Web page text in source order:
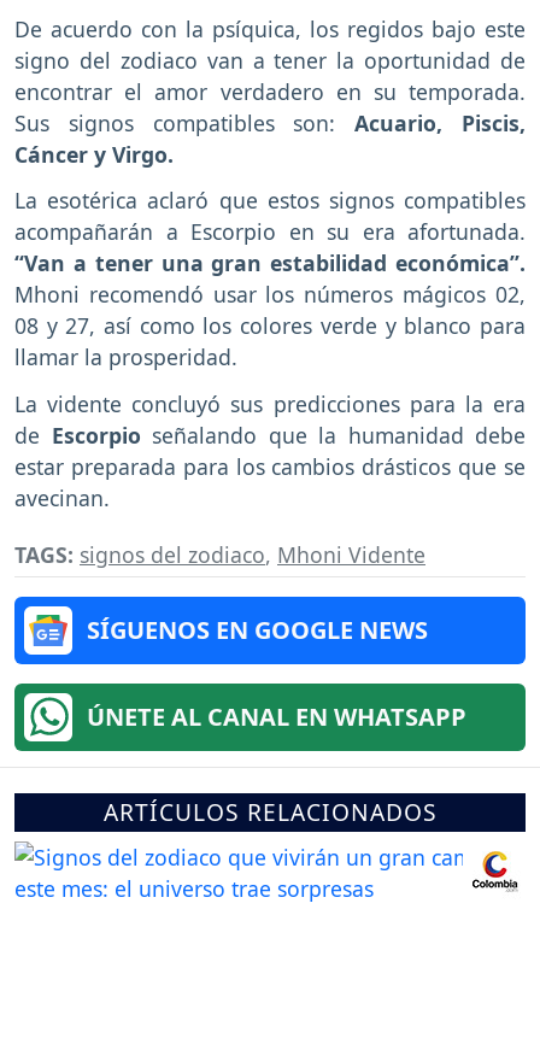
De acuerdo con la psíquica, los regidos bajo este
signo del zodiaco van a tener la oportunidad de
encontrar el amor verdadero en su temporada.
Sus signos compatibles son:Acuario, Piscis,
Cáncer y Virgo.
La esotérica aclaró que estos signos compatibles
acompañarán a Escorpio en su era afortunada.
“Van a tener una gran estabilidad económica”.
Mhoni recomendó usar los números mágicos 02,
08 y 27, así como los colores verde y blanco para
llamar la prosperidad.
La vidente concluyó sus predicciones para la era
de Escorpio señalando que la humanidad debe
estar preparada para los cambios drásticos que se
avecinan.
TAGS: signos del zodiaco, Mhoni Vidente
SÍGUENOS EN GOOGLE NEWS
ÚNETE AL CANAL EN WHATSAPP
ARTÍCULOS RELACIONADOS